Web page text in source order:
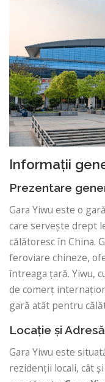
Informații
Prezentare
Gara Yiwu este o
care servește drept
călătoresc în China.
feroviare chineze,
întreaga țară. Yiwu,
de comerț
gară atât pentru
Locație și Adresă
Gara Yiwu este
rezidenții locali, cât